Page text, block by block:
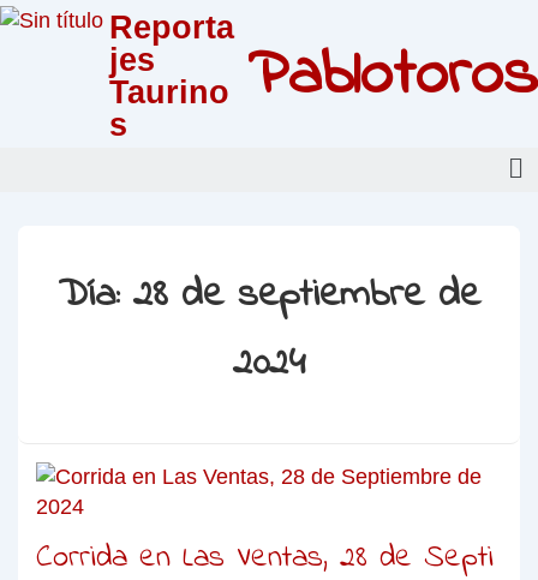
Reporta
jes
Taurino
s
Pablotoros
Día: 28 de septiembre de
2024
Corrida en Las Ventas, 28 de Septi